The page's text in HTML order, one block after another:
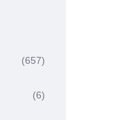
(657)
(6)